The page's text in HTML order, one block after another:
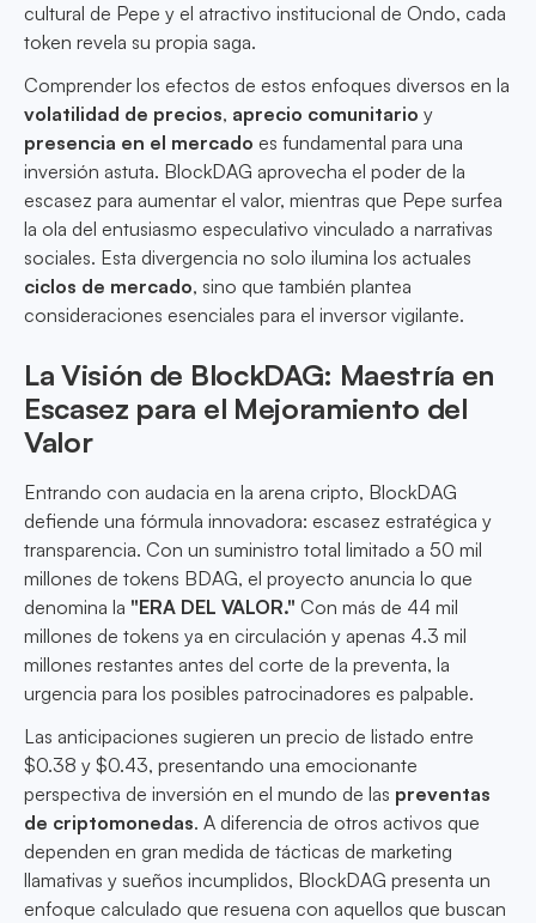
cultural de Pepe y el atractivo institucional de Ondo, cada
token revela su propia saga.
Comprender los efectos de estos enfoques diversos en la
volatilidad de precios, aprecio comunitario y
presencia en el mercado es fundamental para una
inversión astuta. BlockDAG aprovecha el poder de la
escasez para aumentar el valor, mientras que Pepe surfea
la ola del entusiasmo especulativo vinculado a narrativas
sociales. Esta divergencia no solo ilumina los actuales
ciclos de mercado, sino que también plantea
consideraciones esenciales para el inversor vigilante.
La Visión de BlockDAG: Maestría en
Escasez para el Mejoramiento del
Valor
Entrando con audacia en la arena cripto, BlockDAG
defiende una fórmula innovadora: escasez estratégica y
transparencia. Con un suministro total limitado a 50 mil
millones de tokens BDAG, el proyecto anuncia lo que
denomina la "ERA DEL VALOR." Con más de 44 mil
millones de tokens ya en circulación y apenas 4.3 mil
millones restantes antes del corte de la preventa, la
urgencia para los posibles patrocinadores es palpable.
Las anticipaciones sugieren un precio de listado entre
$0.38 y $0.43, presentando una emocionante
perspectiva de inversión en el mundo de las preventas
de criptomonedas. A diferencia de otros activos que
dependen en gran medida de tácticas de marketing
llamativas y sueños incumplidos, BlockDAG presenta un
enfoque calculado que resuena con aquellos que buscan